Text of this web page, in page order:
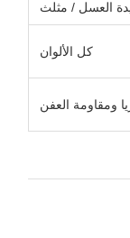
العسل / مثلث
كل الألوان
ومقاومة العفن